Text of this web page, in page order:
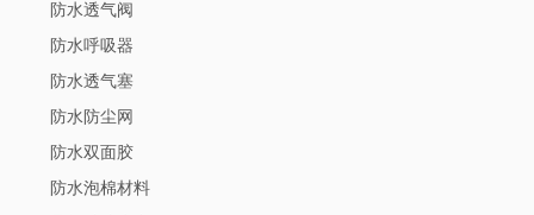
防水透气阀
防水呼吸器
防水透气塞
防水防尘网
防水双面胶
防水泡棉材料